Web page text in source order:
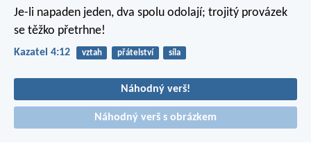
Je-li napaden jeden, dva spolu odolají; trojitý provázek
se těžko přetrhne!
Kazatel 4:12 vztah přátelství síla
Náhodný verš!
Náhodný verš s obrázkem